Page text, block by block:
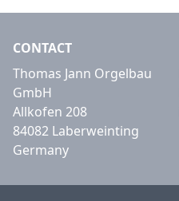
CONTACT
Thomas Jann Orgelbau
GmbH
Allkofen 208
84082 Laberweinting
Germany